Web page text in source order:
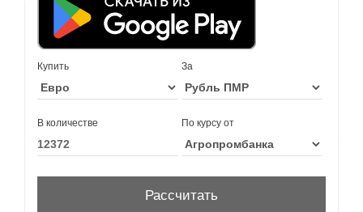
Купить За
В количестве По курсу от